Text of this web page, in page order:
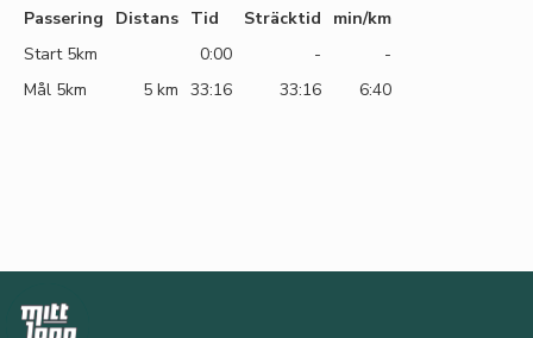
Passering Distans Tid Sträcktid
min/km
Start 5km
0:00 -
-
Mål 5km
5 km 33:16 33:16 6:40